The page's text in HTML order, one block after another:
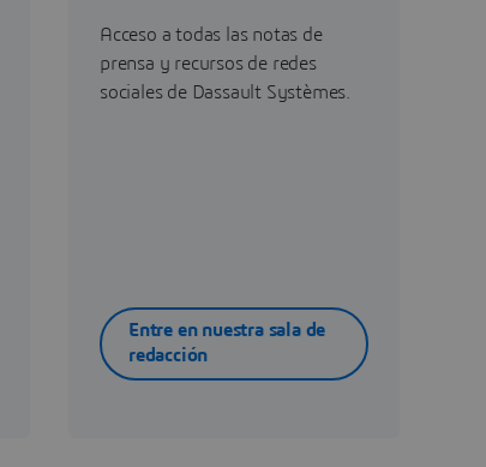
Acceso a todas las notas de
prensa y recursos de redes
sociales de Dassault Systèmes.
Entre en nuestra sala de
redacción